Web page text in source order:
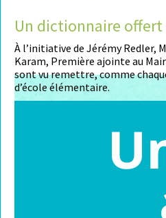
Un dictionnaire offert
À l’initiative de Jérémy Redler,
Karam, Première ajointe au
sont vu remettre, comme
d’école élémentaire.